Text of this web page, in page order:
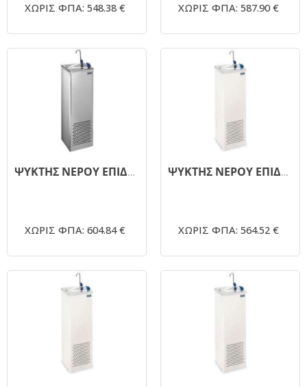
ΧΩΡΙΣ ΦΠΑ: 548.38 € ΧΩΡΙΣ ΦΠΑ: 587.90 €
ΨΥΚΤΗΣ ΝΕΡΟΥ ΕΠΙΔΑΠΕΔΙΟΣ FRESH K-50 INOX
ΧΩΡΙΣ ΦΠΑ: 604.84 €
ΨΥΚΤΗΣ ΝΕΡΟΥ ΕΠΙΔΑΠΕΔΙΟΣ FRESH K-50
ΧΩΡΙΣ ΦΠΑ: 564.52 €